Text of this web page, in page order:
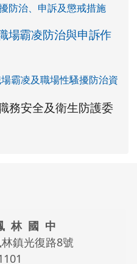
防治、申訴及懲戒措施
場霸凌防治與申訴作
霸凌及職場性騷擾防治資
uploads/tad_blocks/file/
務安全及衛生防護委
國民中學職務安全及衛生防
國民中學職務安全及衛生防
www.fles.hlc.edu.tw/uploads/
www.fles.hlc.edu.tw/uploads/
林 國 中
光復路8號